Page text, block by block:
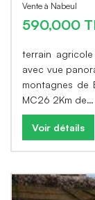
Vente à Nabeul
590,000
terrain
avec vue
montagnes de
MC26 2Km de…
Voir détails